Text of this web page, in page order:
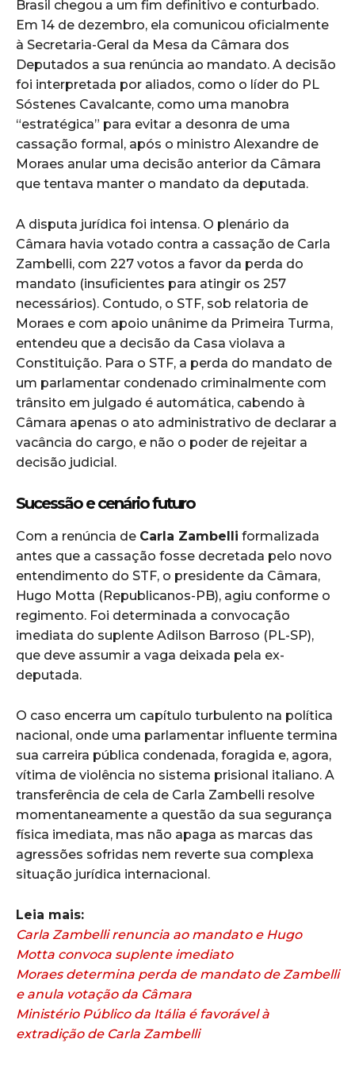
Brasil chegou a um fim definitivo e conturbado.
Em 14 de dezembro, ela comunicou oficialmente
à Secretaria-Geral da Mesa da Câmara dos
Deputados a sua renúncia ao mandato. A decisão
foi interpretada por aliados, como o líder do PL
Sóstenes Cavalcante, como uma manobra
“estratégica” para evitar a desonra de uma
cassação formal, após o ministro Alexandre de
Moraes anular uma decisão anterior da Câmara
que tentava manter o mandato da deputada.
A disputa jurídica foi intensa. O plenário da
Câmara havia votado contra a cassação de Carla
Zambelli, com 227 votos a favor da perda do
mandato (insuficientes para atingir os 257
necessários). Contudo, o STF, sob relatoria de
Moraes e com apoio unânime da Primeira Turma,
entendeu que a decisão da Casa violava a
Constituição. Para o STF, a perda do mandato de
um parlamentar condenado criminalmente com
trânsito em julgado é automática, cabendo à
Câmara apenas o ato administrativo de declarar a
vacância do cargo, e não o poder de rejeitar a
decisão judicial.
Sucessão e cenário futuro
Com a renúncia de Carla Zambelli formalizada
antes que a cassação fosse decretada pelo novo
entendimento do STF, o presidente da Câmara,
Hugo Motta (Republicanos-PB), agiu conforme o
regimento. Foi determinada a convocação
imediata do suplente Adilson Barroso (PL-SP),
que deve assumir a vaga deixada pela ex-
deputada.
O caso encerra um capítulo turbulento na política
nacional, onde uma parlamentar influente termina
sua carreira pública condenada, foragida e, agora,
vítima de violência no sistema prisional italiano. A
transferência de cela de Carla Zambelli resolve
momentaneamente a questão da sua segurança
física imediata, mas não apaga as marcas das
agressões sofridas nem reverte sua complexa
situação jurídica internacional.
Leia mais:
Carla Zambelli renuncia ao mandato e Hugo
Motta convoca suplente imediato
Moraes determina perda de mandato de Zambelli
e anula votação da Câmara
Ministério Público da Itália é favorável à
extradição de Carla Zambelli